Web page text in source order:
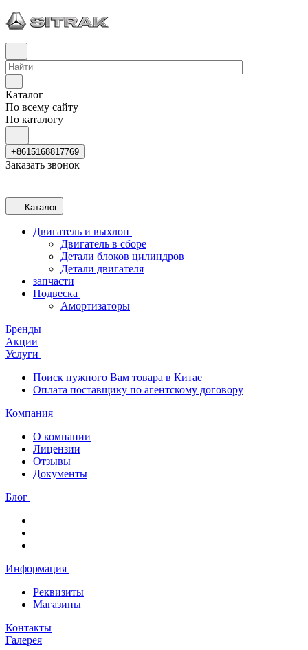
Каталог
По всему сайту
По каталогу
+8615168817769
Заказать звонок
Каталог
Двигатель и выхлоп
Двигатель в сборе
Детали блоков цилиндров
Детали двигателя
запчасти
Подвеска
Амортизаторы
Бренды
Акции
Услуги
Поиск нужного Вам товара в Китае
Оплата поставщику по агентскому договору
Компания
О компании
Лицензии
Отзывы
Документы
Блог
Информация
Реквизиты
Магазины
Контакты
Галерея